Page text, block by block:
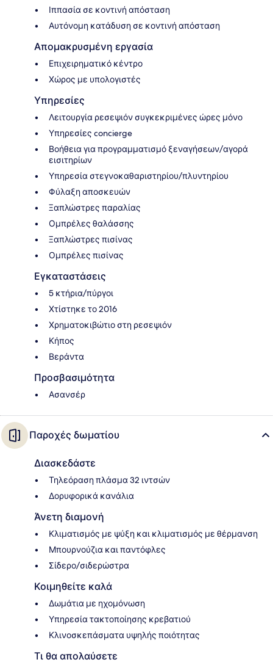
Ιππασία σε κοντινή απόσταση
Αυτόνομη κατάδυση σε κοντινή απόσταση
Απομακρυσμένη εργασία
Επιχειρηματικό κέντρο
Χώρος με υπολογιστές
Υπηρεσίες
Λειτουργία ρεσεψιόν συγκεκριμένες ώρες μόνο
Υπηρεσίες concierge
Βοήθεια για προγραμματισμό ξεναγήσεων/αγορά
εισιτηρίων
Υπηρεσία στεγνοκαθαριστηρίου/πλυντηρίου
Φύλαξη αποσκευών
Ξαπλώστρες παραλίας
Ομπρέλες θαλάσσης
Ξαπλώστρες πισίνας
Ομπρέλες πισίνας
Εγκαταστάσεις
5 κτήρια/πύργοι
Χτίστηκε το 2016
Χρηματοκιβώτιο στη ρεσεψιόν
Κήπος
Βεράντα
Προσβασιμότητα
Ασανσέρ
Παροχές δωματίου
Διασκεδάστε
Τηλεόραση πλάσμα 32 ιντσών
Δορυφορικά κανάλια
Άνετη διαμονή
Κλιματισμός με ψύξη και κλιματισμός με θέρμανση
Μπουρνούζια και παντόφλες
Σίδερο/σιδερώστρα
Κοιμηθείτε καλά
Δωμάτια με ηχομόνωση
Υπηρεσία τακτοποίησης κρεβατιού
Κλινοσκεπάσματα υψηλής ποιότητας
Τι θα απολαύσετε